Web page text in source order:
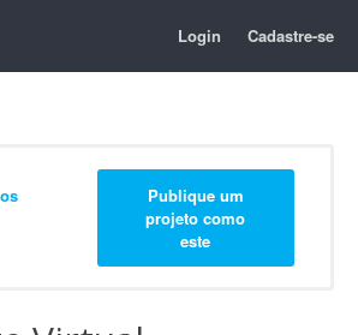
Login Cadastre-se
Publique um
projeto como
este